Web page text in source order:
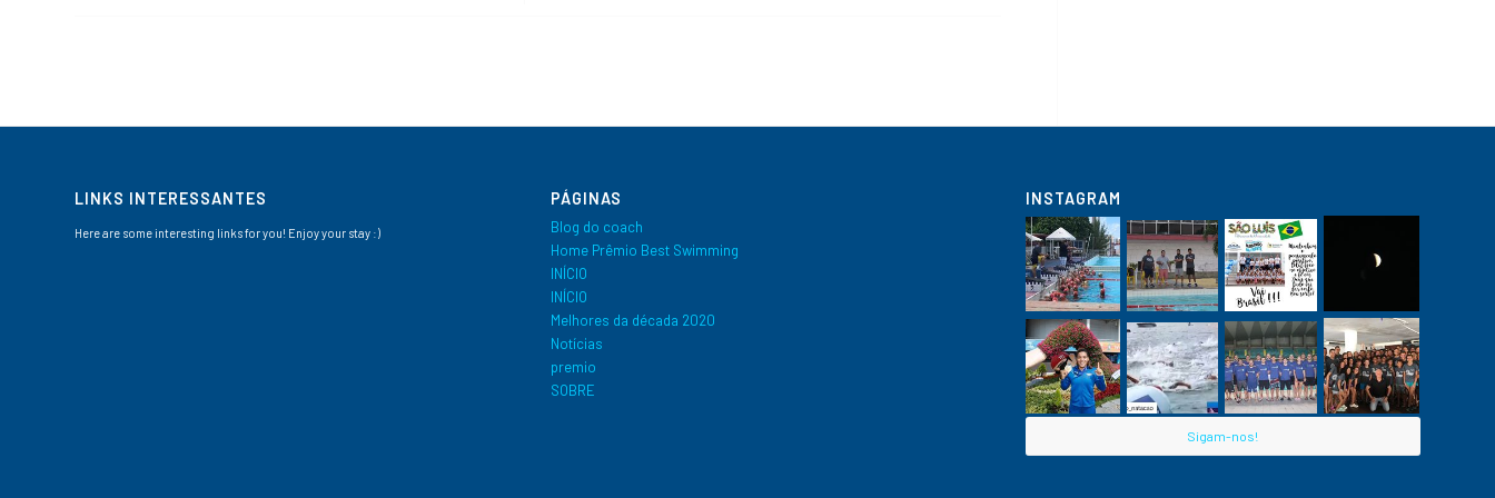
LINKS INTERESSANTES
Here are some interesting links for you! Enjoy your stay :)
PÁGINAS
Blog do coach
Home Prêmio Best Swimming
INÍCIO
INÍCIO
Melhores da década 2020
Notícias
premio
SOBRE
INSTAGRAM
Sigam-nos!